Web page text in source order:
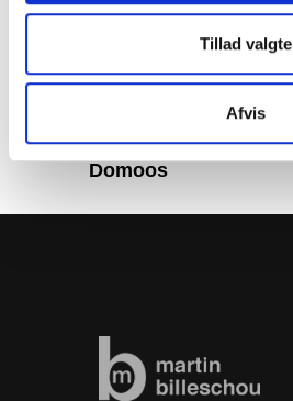
Tillad valgte
Afvis
Domoos